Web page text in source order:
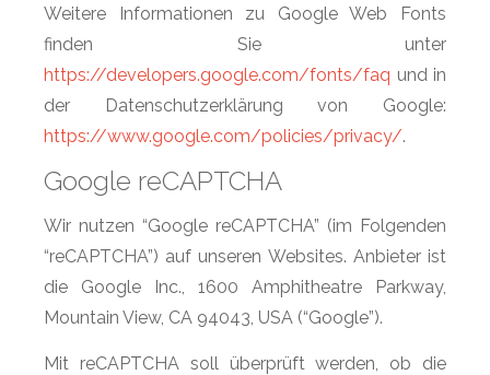
Weitere Informationen zu Google Web Fonts
finden Sie unter
https://developers.google.com/fonts/faq und in
der Datenschutzerklärung von Google:
https://www.google.com/policies/privacy/.
Google reCAPTCHA
Wir nutzen “Google reCAPTCHA” (im Folgenden
“reCAPTCHA”) auf unseren Websites. Anbieter ist
die Google Inc., 1600 Amphitheatre Parkway,
Mountain View, CA 94043, USA (“Google”).
Mit reCAPTCHA soll überprüft werden, ob die